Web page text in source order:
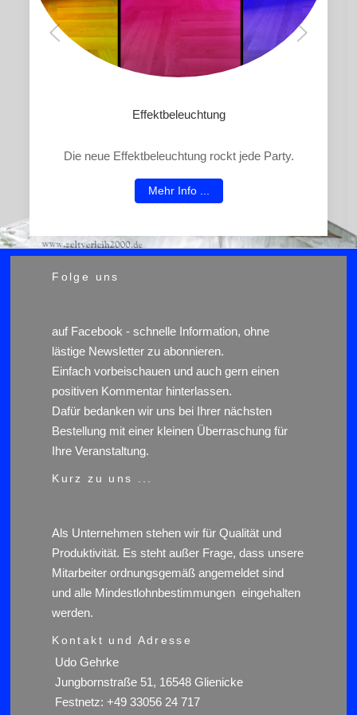
Effektbeleuchtung
Die neue Effektbeleuchtung rockt jede Party.
Mehr Info ...
Folge uns
auf Facebook - schnelle Information, ohne
lästige Newsletter zu abonnieren.
Einfach vorbeischauen und auch gern einen
positiven Kommentar hinterlassen.
Dafür bedanken wir uns bei Ihrer nächsten
Bestellung mit einer kleinen Überraschung für
Ihre Veranstaltung.
Kurz zu uns ...
Als Unternehmen stehen wir für Qualität und
Produktivität. Es steht außer Frage, dass unsere
Mitarbeiter ordnungsgemäß angemeldet sind
und alle Mindestlohnbestimmungen eingehalten
werden.
Kontakt und Adresse
Udo Gehrke
Jungbornstraße 51, 16548 Glienicke
Festnetz: +49 33056 24 717